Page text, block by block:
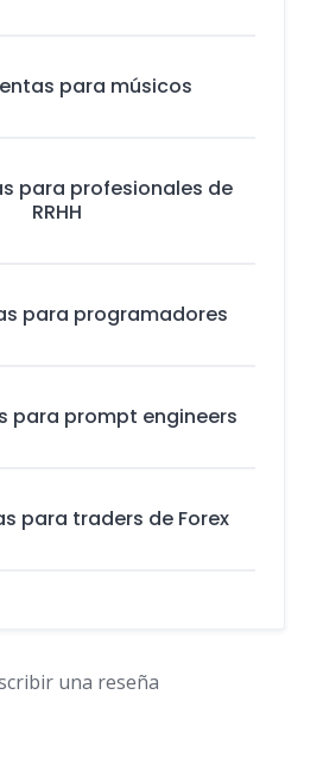
para músicos
para profesionales de
RRHH
para programadores
para prompt engineers
para traders de Forex
una reseña